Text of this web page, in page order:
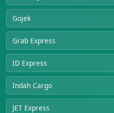
Gojek
Grab Express
ID Express
Indah Cargo
JET Express